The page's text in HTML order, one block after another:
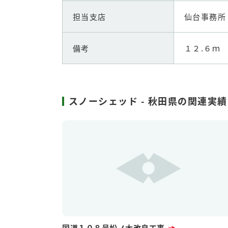
担当支店 仙台事務所
備考 １２.６ｍ
スノーシェッド - 秋田県の関連実